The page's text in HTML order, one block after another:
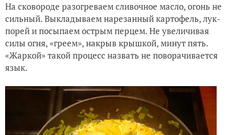
На сковороде разогреваем сливочное масло, огонь не
сильный. Выкладываем нарезанный картофель, лук-
порей и посыпаем острым перцем. Не увеличивая
силы огня, «греем», накрыв крышкой, минут пять.
«Жаркой» такой процесс назвать не поворачивается
язык.